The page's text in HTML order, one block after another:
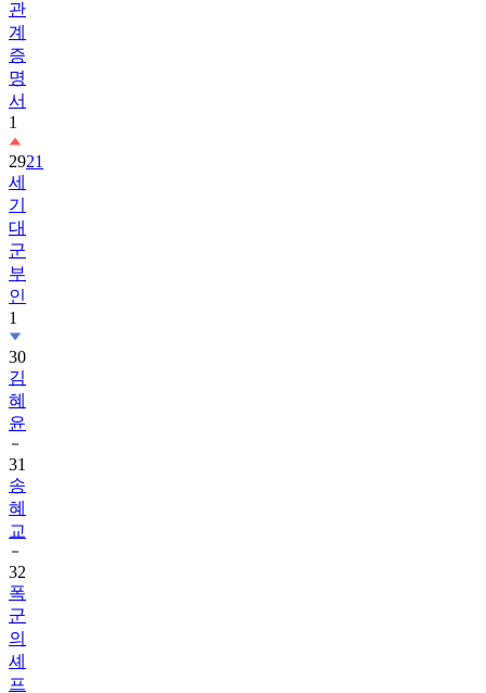
관
계
증
명
서
1
2921
세
기
대
군
부
인
1
30
김
혜
윤
31
송
혜
교
32
폭
군
의
셰
프